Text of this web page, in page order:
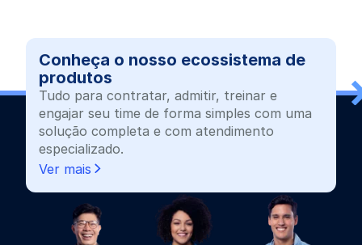
Conheça o nosso ecossistema de
produtos
Tudo para contratar, admitir, treinar e
engajar seu time de forma simples com uma
solução completa e com atendimento
especializado.
Ver mais